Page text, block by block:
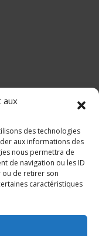
aux
des technologies
aux informations des
nous permettra de
de navigation ou les ID
ou de retirer son
caractéristiques